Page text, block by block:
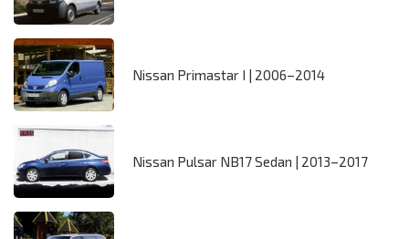
Nissan Primastar I | 2006–2014
Nissan Pulsar NB17 Sedan | 2013–2017